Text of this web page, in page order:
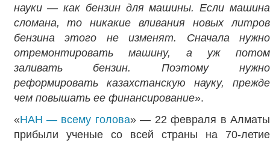
науки — как бензин для машины. Если машина
сломана, то никакие вливания новых литров
бензина этого не изменят. Сначала нужно
отремонтировать машину, а уж потом
заливать бензин. Поэтому нужно
реформировать казахстанскую науку, прежде
чем повышать ее финансирование».
«НАН — всему голова» — 22 февраля в Алматы
прибыли ученые со всей страны на 70-летие